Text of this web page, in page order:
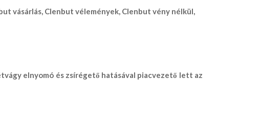
vásárlás, Clenbut vélemények, Clenbut vény nélkül,
elnyomó és zsírégető hatásával piacvezető lett az